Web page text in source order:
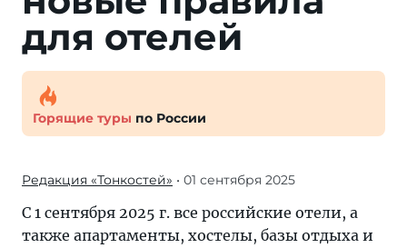
для отелей
Горящие туры по России
Редакция «Тонкостей» • 01 сентября 2025
С 1 сентября 2025 г. все российские отели, а
также апартаменты, хостелы, базы отдыха и